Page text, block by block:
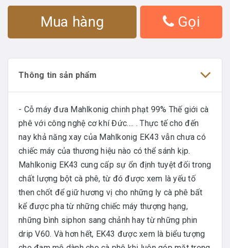
Mua hàng Gọi
Thông tin sản phẩm
- Cỗ máy đưa Mahlkonig chinh phạt 99% Thế giới cà
phê với công nghệ cơ khí Đức…. . Thực tế cho đến
nay khả năng xay của Mahlkonig EK43 vẫn chưa có
chiếc máy của thương hiệu nào có thể sánh kịp.
Mahlkonig EK43 cung cấp sự ổn định tuyệt đối trong
chất lượng bột cà phê, từ đó được xem là yếu tố
then chốt để giữ hương vị cho những ly cà phê bất
kể được pha từ những chiếc máy thượng hạng,
những bình siphon sang chảnh hay từ những phin
drip V60. Và hơn hết, EK43 được xem là biểu tượng